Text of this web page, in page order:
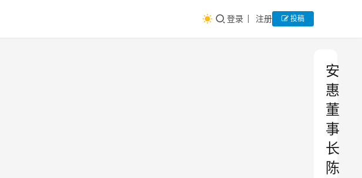
登录 注册 投稿
安
惠
董
事
长
陈